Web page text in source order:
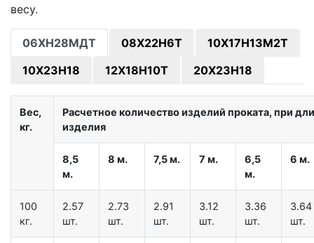
весу.
06ХН28МДТ 08Х22Н6Т
10Х17Н13М2Т
10Х23Н18
12Х18Н10Т 20Х23Н18
Вес,
кг.
Расчетное количество изделий проката, при
изделия
8,5
м.
8 м. 7,5 м. 7 м.
6,5
м.
6 м.
100
кг.
2.57
шт.
2.73
шт.
2.91
шт.
3.12
шт.
3.36
шт.
3.64
шт.